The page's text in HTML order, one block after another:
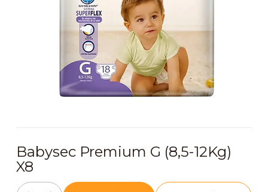
Babysec Premium G (8,5-12Kg)
X8